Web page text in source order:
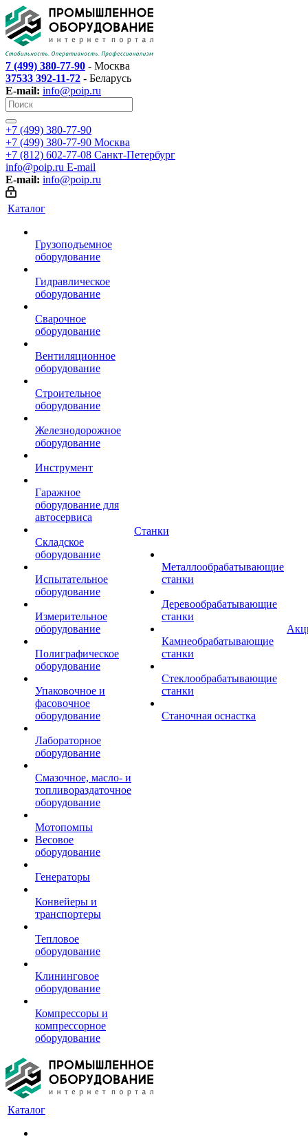
7 (499) 380-77-90 - Москва
37533 392-11-72 - Беларусь
E-mail: info@poip.ru
+7 (499) 380-77-90
+7 (499) 380-77-90 Москва
+7 (812) 602-77-08 Санкт-Петербург
info@poip.ru E-mail
E-mail: info@poip.ru
Каталог
Грузоподъемное
оборудование
Гидравлическое
оборудование
Сварочное
оборудование
Вентиляционное
оборудование
Строительное
оборудование
Железнодорожное
оборудование
Инструмент
Гаражное
оборудование для
автосервиса
Складское
оборудование
Испытательное
оборудование
Измерительное
оборудование
Полиграфическое
оборудование
Упаковочное и
фасовочное
оборудование
Лабораторное
оборудование
Смазочное, масло- и
топливораздаточное
оборудование
Мотопомпы
Весовое
оборудование
Генераторы
Конвейеры и
транспортеры
Тепловое
оборудование
Клининговое
оборудование
Компрессоры и
компрессорное
оборудование
Станки
Металлообрабатывающие
станки
Деревообрабатывающие
станки
Камнеобрабатывающие
станки
Стеклообрабатывающие
станки
Станочная оснастка
Каталог